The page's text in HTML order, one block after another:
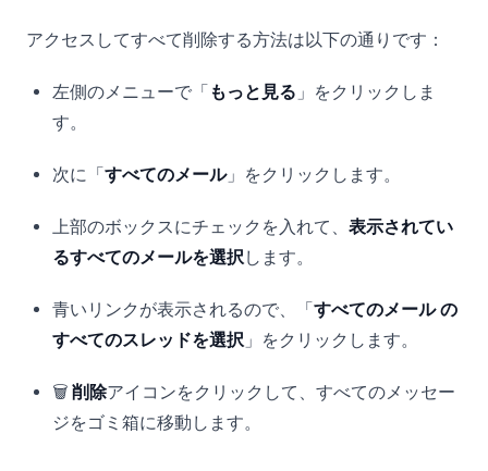
アクセスしてすべて削除する方法は以下の通りです：
左側のメニューで「 もっと見る 」をクリックしま
す。
次に「 すべてのメール」をクリックします。
上部のボックスにチェックを入れて、 表示されてい
るすべてのメールを選択します。
青いリンクが表示されるので、「 すべてのメール の
すべてのスレッドを選択 」をクリックします。
🗑️ 削除アイコンをクリックして、すべてのメッセー
ジをゴミ箱に移動します。